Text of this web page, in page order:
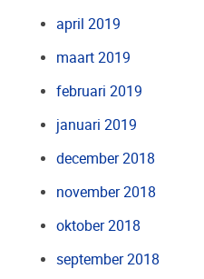
april 2019
maart 2019
februari 2019
januari 2019
december 2018
november 2018
oktober 2018
september 2018